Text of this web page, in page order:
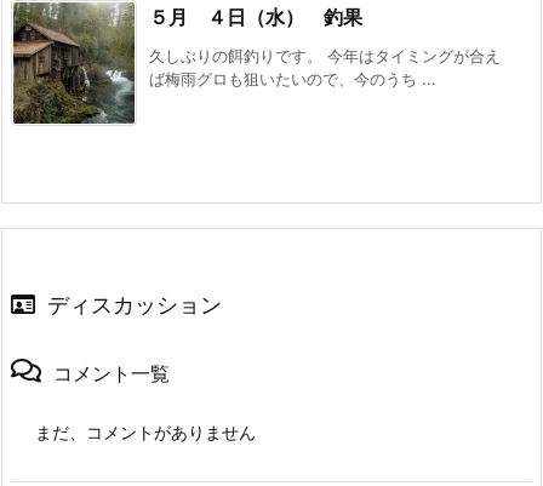
５月 ４日（水） 釣果
久しぶりの餌釣りです。 今年はタイミングが合え
ば梅雨グロも狙いたいので、今のうち ...
ディスカッション
コメント一覧
まだ、コメントがありません